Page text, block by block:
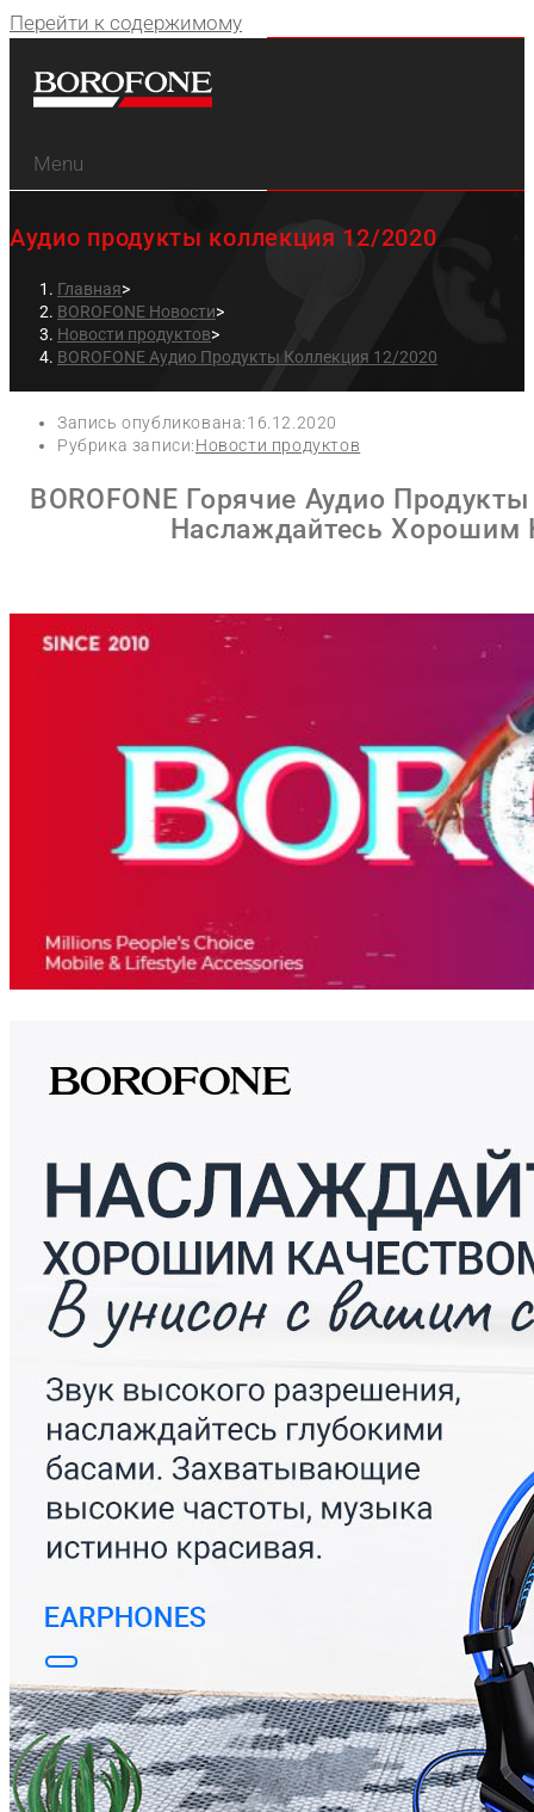
Перейти к содержимому
Menu
Аудио продукты коллекция 12/2020
Главная>
BOROFONE Новости>
Новости продуктов>
BOROFONE Аудио Продукты Коллекция 12/2020
Запись опубликована:16.12.2020
Рубрика записи:Новости продуктов
BOROFONE Горячие Аудио
Наслаждайтесь Хорошим